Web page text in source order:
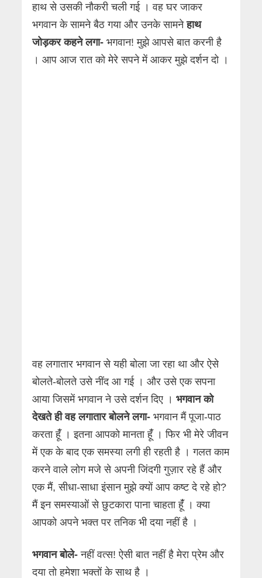
हाथ से उसकी नौकरी चली गई । वह घर जाकर
भगवान के सामने बैठ गया और उनके सामनेहाथ
जोड़कर कहने लगा- भगवान! मुझे आपसे बात करनी है
। आप आज रात को मेरे सपने में आकर मुझे दर्शन दो ।
वह लगातार भगवान से यही बोला जा रहा था और ऐसे
बोलते-बोलते उसे नींद आ गई । और उसे एक सपना
आया जिसमें भगवान ने उसे दर्शन दिए ।भगवान को
देखते ही वह लगातार बोलने लगा-भगवान मैं पूजा-पाठ
करता हूंँ । इतना आपको मानता हूंँ । फिर भी मेरे जीवन
में एक के बाद एक समस्या लगी ही रहती है । गलत काम
करने वाले लोग मजे से अपनी जिंदगी गुज़ार रहे हैं और
एक मैं, सीधा-साधा इंसान मुझे क्यों आप कष्ट दे रहे हो?
मैं इन समस्याओं से छुटकारा पाना चाहता हूंँ । क्या
आपको अपने भक्त पर तनिक भी दया नहीं है ।
भगवान बोले- नहीं वत्स! ऐसी बात नहीं है मेरा प्रेम और
दया तो हमेशा भक्तों के साथ है ।